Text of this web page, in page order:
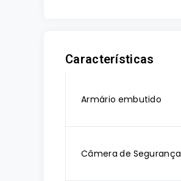
Características
Armário embutido
Câmera de Segurança